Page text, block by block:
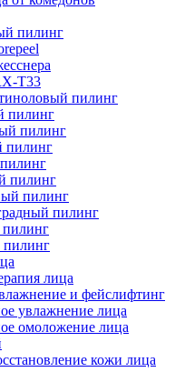
пилинг
T33
пилинг
пилинг
пилинг
пилинг
пилинг
пилинг
пилинг
лица
и фейслифтинг
увлажнение лица
омоложение лица
кожи лица